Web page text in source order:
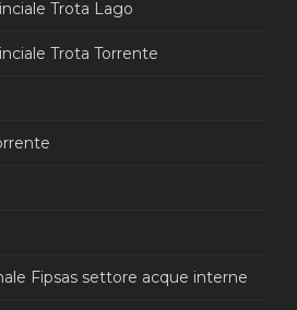
Trota Lago
Trota Torrente
Fipsas settore acque interne